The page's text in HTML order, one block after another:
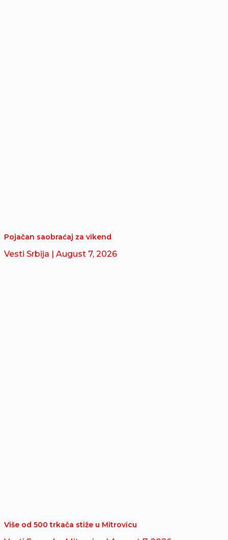
Pojačan saobraćaj za vikend
Vesti Srbija | August 7, 2026
Više od 500 trkača stiže u Mitrovicu